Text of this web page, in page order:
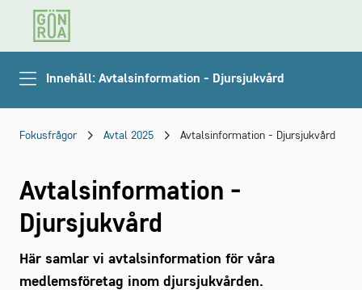
Innehåll: Avtalsinformation - Djursjukvård
Fokusfrågor Avtal 2025 Avtalsinformation - Djursjukvård
Avtalsinformation -
Djursjukvård
Här samlar vi avtalsinformation för våra
medlemsföretag inom djursjukvården.